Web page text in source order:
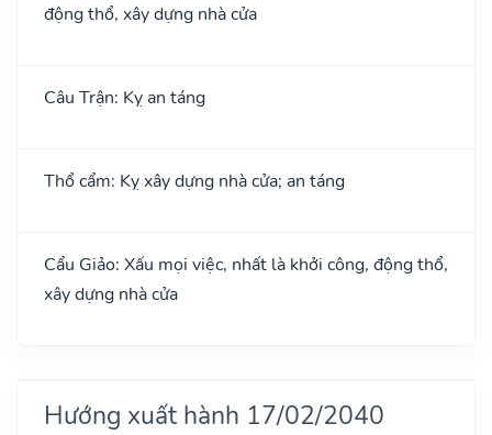
động thổ, xây dựng nhà cửa
Câu Trận: Kỵ an táng
Thổ cẩm: Kỵ xây dựng nhà cửa; an táng
Cẩu Giảo: Xấu mọi việc, nhất là khởi công, động thổ,
xây dựng nhà cửa
Hướng xuất hành 17/02/2040